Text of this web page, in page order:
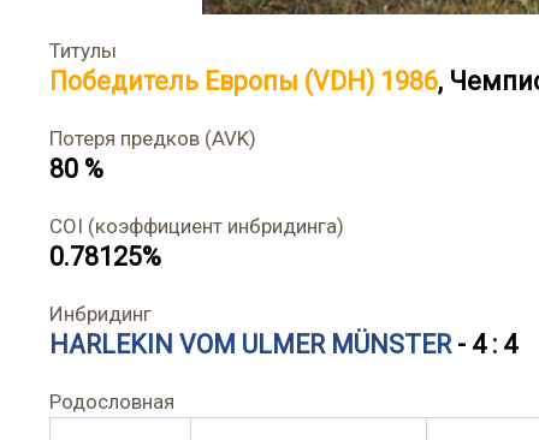
Титулы
Победитель Европы (VDH) 1986,
Потеря предков (AVK)
80 %
COI (коэффициент инбридинга)
0.78125%
Инбридинг
HARLEKIN VOM ULMER MÜNSTER- 4 : 4
Родословная